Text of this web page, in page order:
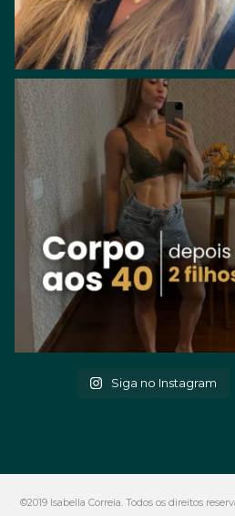
Siga no Instagram
©2019 Isabella Correia. Todos os direitos